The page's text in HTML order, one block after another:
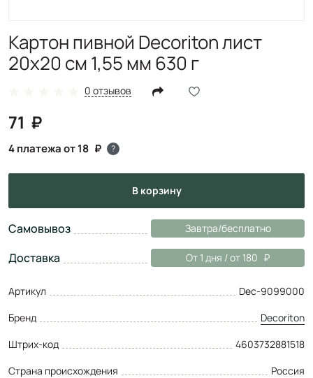
Картон пивной Decoriton лист
20х20 см 1,55 мм 630 г
0 отзывов
71
4 платежа от 18 ?
в корзину
Самовывоз Завтра/бесплатно
Доставка От 1 дня / от 180
Артикул
Dec-9099000
Бренд
Decoriton
Штрих-код
4603732881518
Страна происхождения
Россия